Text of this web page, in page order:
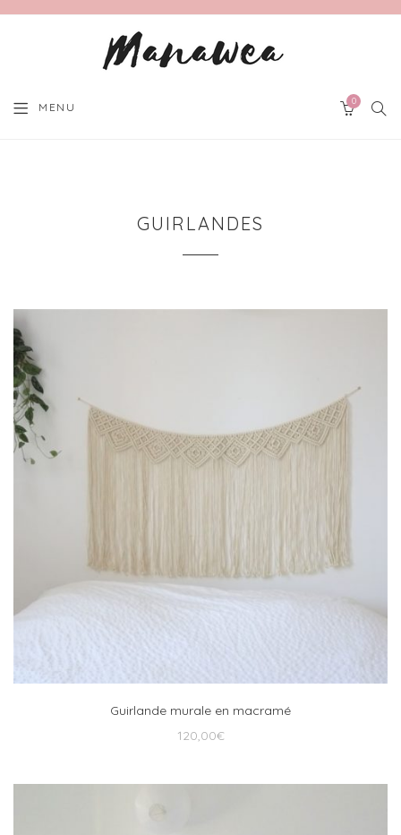
MENU 0
GUIRLANDES
Guirlande murale en macramé
120,00€